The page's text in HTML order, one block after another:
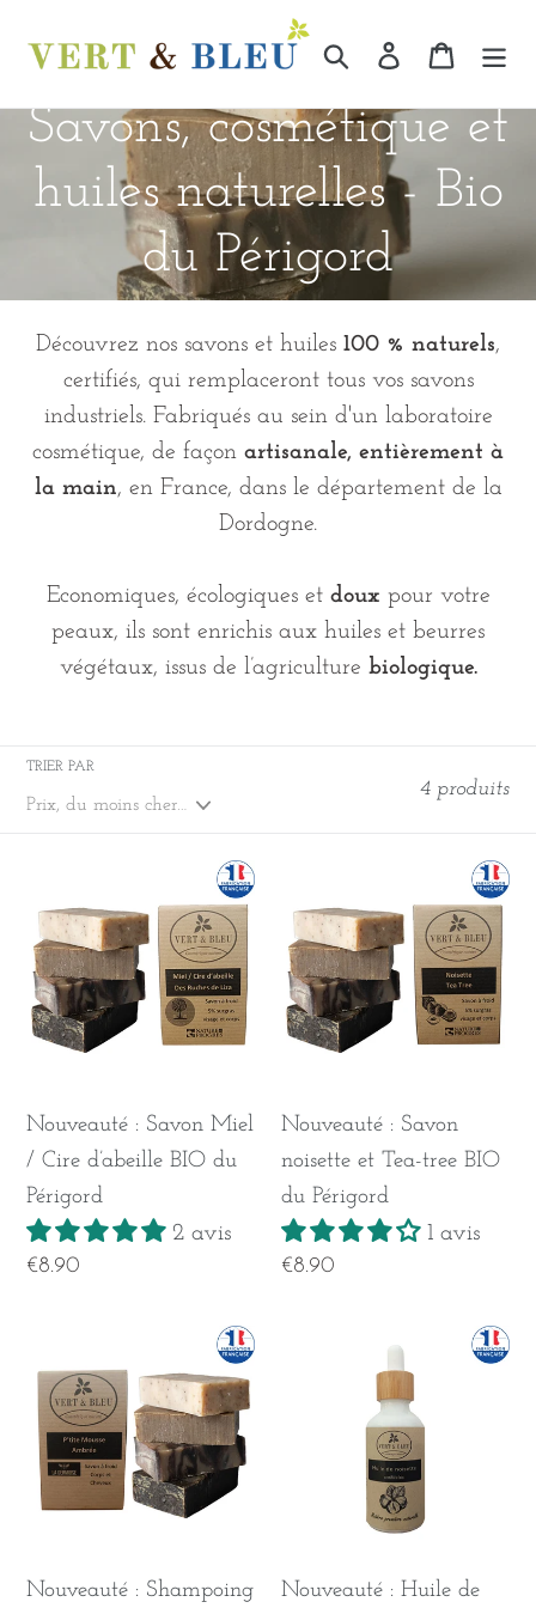
RechercherSe connecter
Panier
Collection:
Savons, cosmétique et
huiles naturelles - Bio
du Périgord
Découvrez nos savons et huiles 100 % naturels,
certifiés, qui remplaceront tous vos savons
industriels. Fabriqués au sein d'un laboratoire
cosmétique, de façon artisanale, entièrement à
la main, en France, dans le département de la
Dordogne.
Economiques, écologiques et doux pour votre
peaux, ils sont enrichis aux huiles et beurres
végétaux, issus de l’agriculture biologique.
TRIER PAR
4 produits
Savon
Miel
/
BIO
du
Périgord
Nouveauté : Savon Miel
/ Cire d’abeille BIO du
Périgord
2 avis
Prix
€8.90
Savon
noisette
et
BIO
du
Périgord
Nouveauté : Savon
noisette et Tea-tree BIO
du Périgord
1 avis
Prix
€8.90
Shampoing
artisanal
du
P'tite
Nouveauté : Shampoing
Périgord
Nouveauté : Huile de